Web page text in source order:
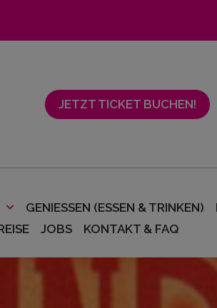
Mittwoch
JETZT TICKET BUCHEN!
GENIESSEN (ESSEN & TRINKEN)
JOBS KONTAKT & FAQ